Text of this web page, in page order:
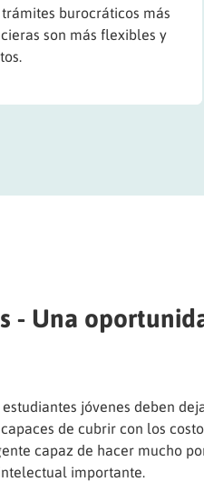
burocráticos más
son más flexibles y
- Una
jóvenes deben
de cubrir con los
capaz de hacer mucho
importante.